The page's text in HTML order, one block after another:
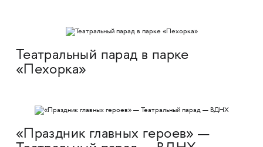
Театральный парад в парке
«Пехорка»
«Праздник главных героев» —